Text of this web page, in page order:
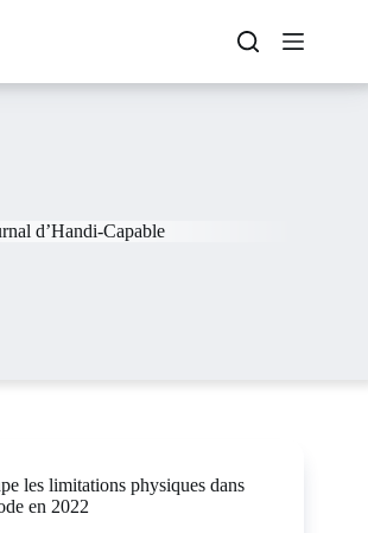
d’Handi-Capable
les limitations physiques dans
en 2022